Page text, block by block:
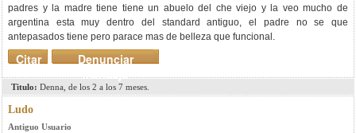
padres y la madre tiene tiene un abuelo del che viejo y la veo mucho de
argentina esta muy dentro del standard antiguo, el padre no se que
antepasados tiene pero parace mas de belleza que funcional.
Denunciar
mensaje
Citar
Titulo: Denna, de los 2 a los 7 meses.
Ludo
Antiguo Usuario